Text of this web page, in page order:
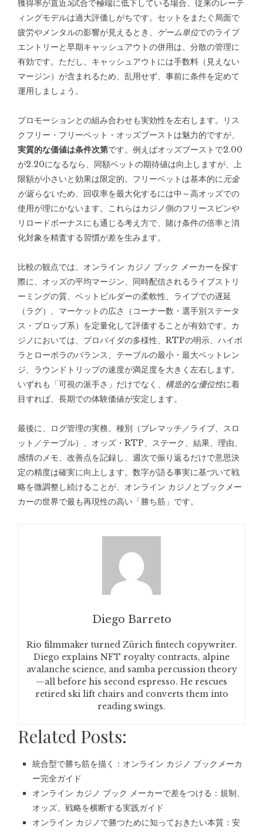
獲得率が直近5試合で極端に低下している場合、従来のレーテ
ィングモデルは過大評価しがちです。セットをまたぐ局面で
疲労やメンタルの影響が見えるとき、 ゲーム単位でのライブ
エントリーと早期キャッシュアウトの併用は、分散の管理に
有効です。ただし、キャッシュアウトには手数料（見えない
マージン）が含まれるため、乱用せず、事前に条件を定めて
運用しましょう。
プロモーションとの組み合わせも実効性を左右します。リス
クフリー・フリーベット・オッズブーストは魅力的ですが、
実質的な価値は条件次第です。例えばオッズブーストで2.00
が2.20になるなら、同額ベットの期待値は向上しますが、上
限額が小さいと効果は限定的。フリーベットは基本的に元金
が返らないため、回収率を最大化するには中～高オッズでの
使用が理にかないます。これらはカジノ側のフリースピンや
リロードボーナスにも通じる考え方で、賭け条件の倍率と消
化対象を精査する習慣が差を生みます。
比較の観点では、 オンライン カジノ ブック メーカーを探す
際に、オッズの平均マージン、同時配信されるライブストリ
ーミングの質、ベットビルダーの柔軟性、ライブでの遅延
（ラグ）、マーケットの広さ（コーナー数・選手別ステータ
ス・プロップ系）を定量化して評価することが有効です。カ
ジノにおいては、プロバイダの多様性、RTPの明示、ハイボ
ラとローボラのバランス、テーブルの最小・最大ベットレン
ジ、ラウンドトリップの速度が満足度を大きく左右します。
いずれも「可視の派手さ」だけでなく、 構造的な優位性に着
目すれば、長期での体験価値が安定します。
最後に、ログ管理の実務。種別（プレマッチ／ライブ、スロ
ット／テーブル）、オッズ・RTP、ステーク、結果、理由、
感情のメモ、改善点を記録し、週次で振り返るだけで意思決
定の精度は確実に向上します。数字が語る事実に基づいて戦
略を微調整し続けることが、オンライン カジノとブックメー
カーの世界で最も再現性の高い「勝ち筋」です。
Diego Barreto
Rio filmmaker turned Zürich fintech copywriter.
Diego explains NFT royalty contracts, alpine
avalanche science, and samba percussion theory
—all before his second espresso. He rescues
retired ski lift chairs and converts them into
reading swings.
Related Posts:
統合型で勝ち筋を描く：オンライン カジノ ブックメーカ
ー完全ガイド
オンライン カジノ ブック メーカーで差をつける：規制、
オッズ、戦略を横断する実践ガイド
オンライン カジノで勝つために知っておきたい本質：安